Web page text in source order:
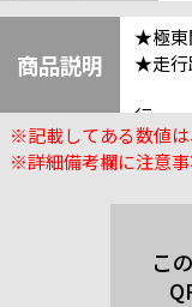
商品説明
★極東
★走行
（
※記載してある数値
※詳細備考欄に注意事
こ